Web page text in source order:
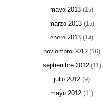
mayo 2013 (15)
marzo 2013 (15)
enero 2013 (14)
noviembre 2012 (16)
septiembre 2012(11)
julio 2012 (9)
mayo 2012(11)